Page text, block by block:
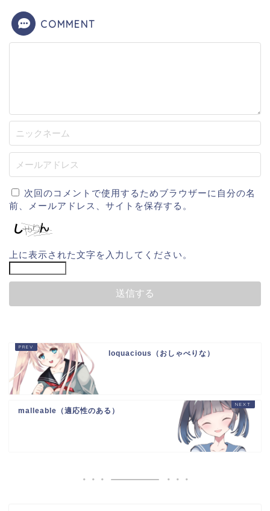
COMMENT
次回のコメントで使用するためブラウザーに自分の名
前、メールアドレス、サイトを保存する。
上に表示された文字を入力してください。
loquacious（おしゃべりな）
malleable（適応性のある）